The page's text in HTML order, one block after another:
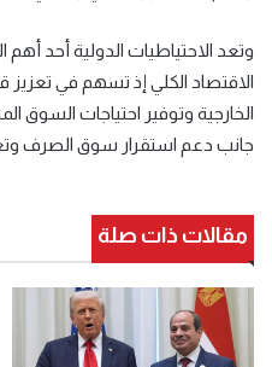
وتعد الاحتياطيات الدولية أحد أهم
الاقتصاد الكلي إذ تسهم في تعزيز
الخارجية وتوفير احتياجات السوق
جانب دعم استقرار سوق الصرف
مقالات ذات صلة